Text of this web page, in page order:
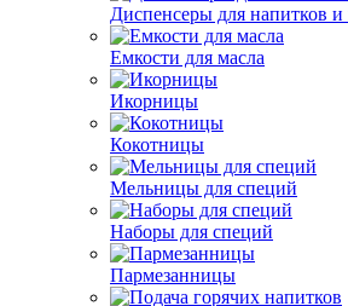
Диспенсеры для напитков и
Емкости для масла
Икорницы
Кокотницы
Мельницы для специй
Наборы для специй
Пармезанницы